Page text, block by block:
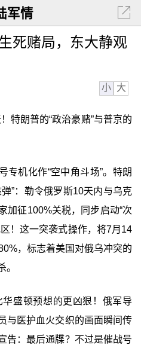
军情
死赌局，东大静观
小 大
特朗普的“政治豪赌”与普京的
专机化作“空中角斗场”。特朗
”：勒令俄罗斯10天内与乌克
加征100%关税，同步启动“次
！这一突袭式操作，将7月14
，标志着美国对俄乌冲突的
。
盛顿预想的更凶狠！俄军导
与医护血火交织的画面瞬间传
告：最后通牒？不过是催战号